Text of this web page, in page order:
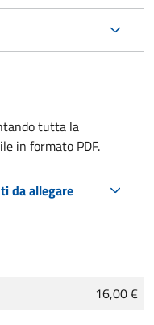
tutta la
in formato PDF.
da allegare
16,00 €